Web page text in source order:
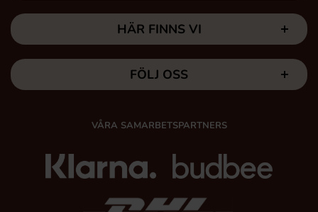
HÄR FINNS VI
FÖLJ OSS
VÅRA SAMARBETSPARTNERS